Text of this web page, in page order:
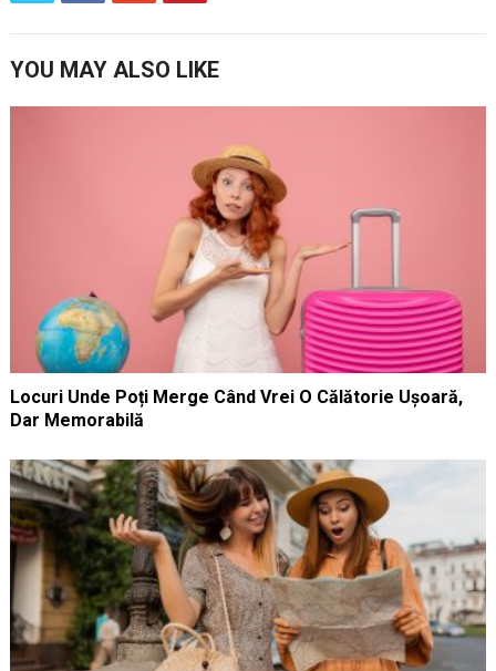
YOU MAY ALSO LIKE
Locuri Unde Poți Merge Când Vrei O Călătorie Ușoară,
Dar Memorabilă